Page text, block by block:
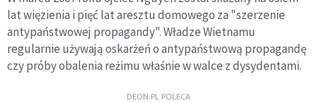
lat więzienia i pięć lat aresztu domowego za "szerzenie
antypaństwowej propagandy". Władze Wietnamu
regularnie używają oskarżeń o antypaństwową propagandę
czy próby obalenia reżimu właśnie w walce z dysydentami.
DEON.PL POLECA